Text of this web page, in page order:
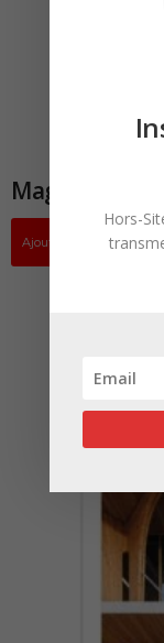
Magazine
Ajouter au panier
Hors-